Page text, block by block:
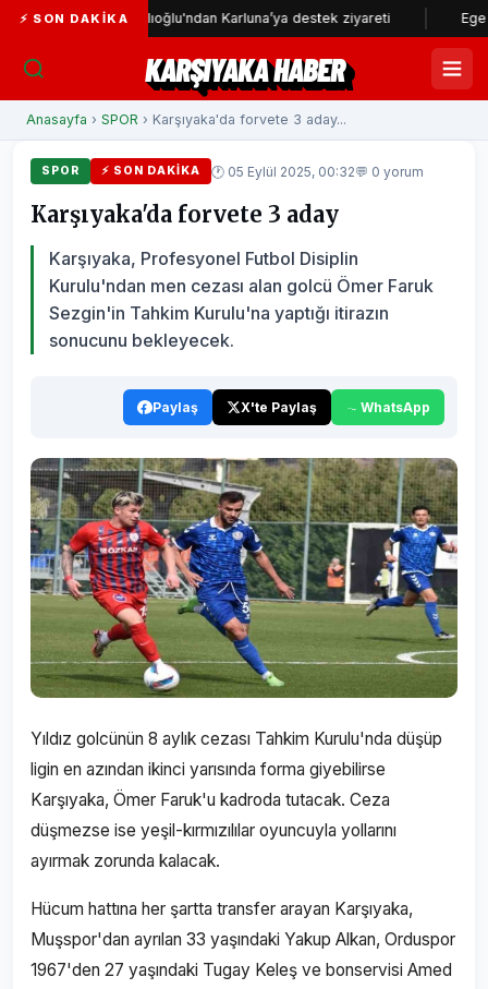
⚡ SON DAKIKA
Dağlıoğlu'ndan Karluna’ya destek ziyareti Ege
KARŞIYAKA HABER
Anasayfa › SPOR › Karşıyaka'da forvete 3 aday...
SPOR ⚡ SON DAKIKA 🕐 05 Eylül 2025, 00:32💬 0 yorum
Karşıyaka'da forvete 3 aday
Karşıyaka, Profesyonel Futbol Disiplin
Kurulu'ndan men cezası alan golcü Ömer Faruk
Sezgin'in Tahkim Kurulu'na yaptığı itirazın
sonucunu bekleyecek.
Paylaş X'te Paylaş WhatsApp
Yıldız golcünün 8 aylık cezası Tahkim Kurulu'nda düşüp
ligin en azından ikinci yarısında forma giyebilirse
Karşıyaka, Ömer Faruk'u kadroda tutacak. Ceza
düşmezse ise yeşil-kırmızılılar oyuncuyla yollarını
ayırmak zorunda kalacak.
Hücum hattına her şartta transfer arayan Karşıyaka,
Muşspor'dan ayrılan 33 yaşındaki Yakup Alkan, Orduspor
1967'den 27 yaşındaki Tugay Keleş ve bonservisi Amed